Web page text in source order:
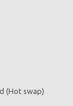
(Hot swap)